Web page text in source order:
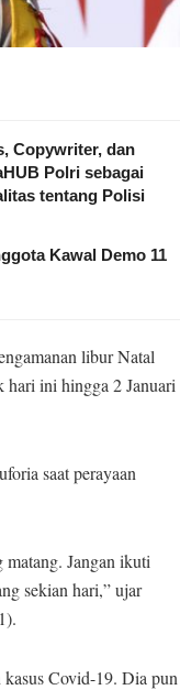
Copywriter, dan
Polri sebagai
tentang Polisi
Kawal Demo 11
libur Natal
hari ini hingga 2 Januari
saat perayaan
matang. Jangan ikuti
sekian hari,” ujar
Covid-19. Dia pun